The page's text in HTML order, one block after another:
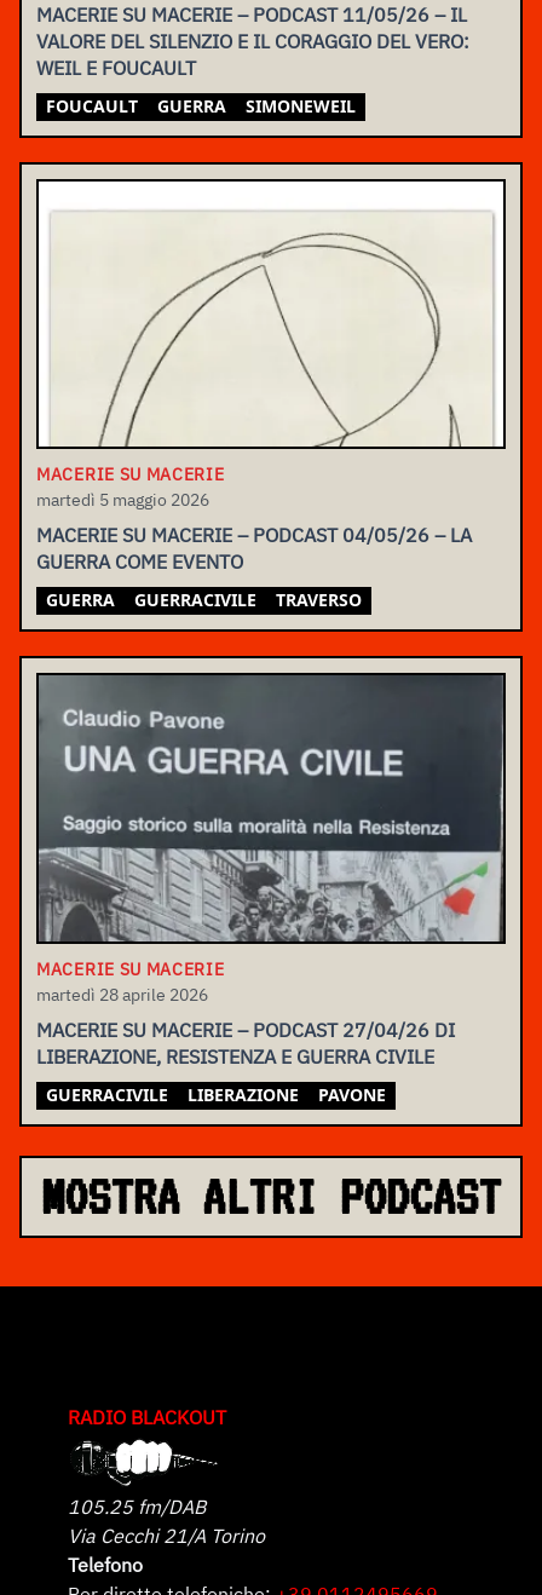
MACERIE SU MACERIE – PODCAST 11/05/26 – IL
VALORE DEL SILENZIO E IL CORAGGIO DEL VERO:
WEIL E FOUCAULT
FOUCAULT GUERRA SIMONEWEIL
MACERIE SU MACERIE
martedì 5 maggio 2026
MACERIE SU MACERIE – PODCAST 04/05/26 – LA
GUERRA COME EVENTO
GUERRA GUERRACIVILE TRAVERSO
MACERIE SU MACERIE
martedì 28 aprile 2026
MACERIE SU MACERIE – PODCAST 27/04/26 DI
LIBERAZIONE, RESISTENZA E GUERRA CIVILE
GUERRACIVILE LIBERAZIONE PAVONE
MOSTRA ALTRI PODCAST
RADIO BLACKOUT
105.25 fm/DAB
Via Cecchi 21/A Torino
Telefono